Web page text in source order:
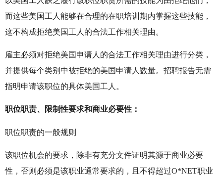
而这些美国工人能够在合理的在职培训期内掌握这些技能，
这不构成拒绝美国工人的合法工作相关理由。
雇主必须对拒绝美国申请人的合法工作相关理由进行分类，
并提供每个类别中被拒绝的美国申请人数量。招聘报告无需
指明申请该职位的具体美国工人。
职位职责、限制性要求和商业必要性：
职位职责的一般规则
该职位机会的要求，除非有充分文件证明其源于商业必要
性，否则必须是该职业通常要求的，且不得超过O*NET职业